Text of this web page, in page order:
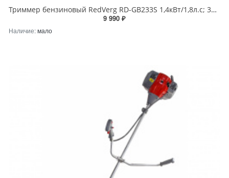
Триммер бензиновый RedVerg RD-GB233S 1,4кВт/1,8л.с; 32,5 куб.см, прямая неразъемная штанга
9 990 ₽
Наличие:мало